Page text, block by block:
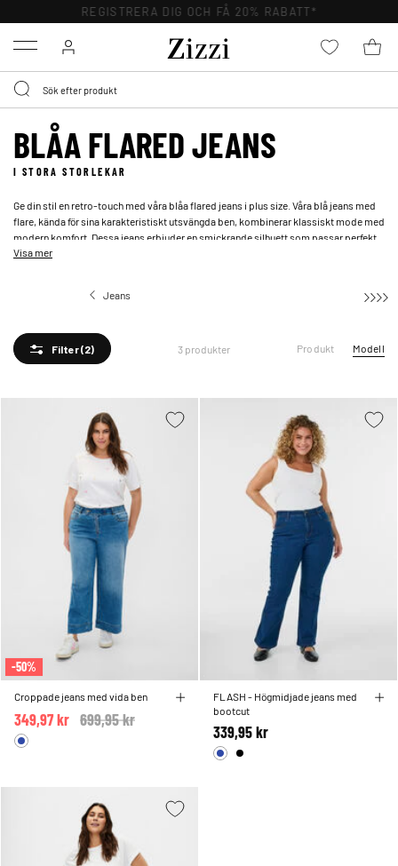
REGISTRERA DIG OCH FÅ 20% RABATT*
Menu
BLÅA FLARED JEANS
I STORA STORLEKAR
Ge din stil en retro-touch med våra blåa flared jeans i plus size. Våra blå jeans med
flare, kända för sina karakteristiskt utsvängda ben, kombinerar klassiskt mode med
modern komfort. Dessa jeans erbjuder en smickrande silhuett som passar perfekt
för alla tillfällen.
Visa mer
Jeans
Filter(2) 3 produkter Produkt Modell
-50%
Croppade jeans med vida ben
Price reduced from
699,95 kr
349,97 kr
FLASH - Högmidjade jeans med
bootcut
339,95 kr